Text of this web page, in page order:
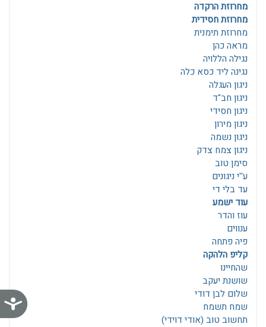
מחרוזת הרקדה
מחרוזת חסידית
מחרוזת תימנית
מראה כהן
נגילה הללויה
נגינה ליד כסא כלה
ניגון העגלה
ניגון חב"ד
ניגון חסידי
ניגון מירון
ניגון נשמה
ניגון צמח צדק
סימן טוב
ע''י ניגונים
עד בלי די
עוד ישמע
עוז והדר
ענווים
פיה פתחה
קליפ הלהקה
שהחיינו
שושנת יעקב
שלום לבן דודי
שמח תשמח
תחשוב טוב (אודי דוידי)